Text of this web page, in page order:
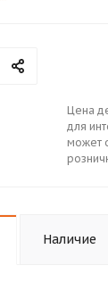
Цена
для
может
Наличие